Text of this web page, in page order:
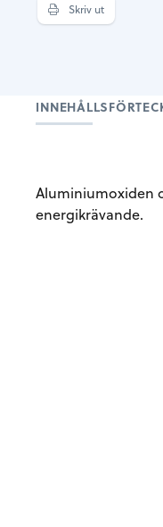
Skriv ut
Aluminiumoxiden
energikrävande.